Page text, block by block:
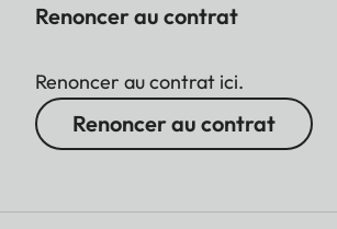
Renoncer au contrat
Renoncer au contrat ici.
Renoncer au contrat